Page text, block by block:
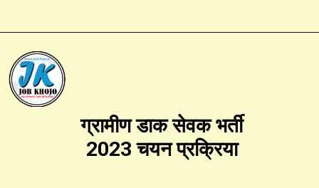
ग्रामीण डाक सेवक भर्ती
2023 चयन प्रक्रिया